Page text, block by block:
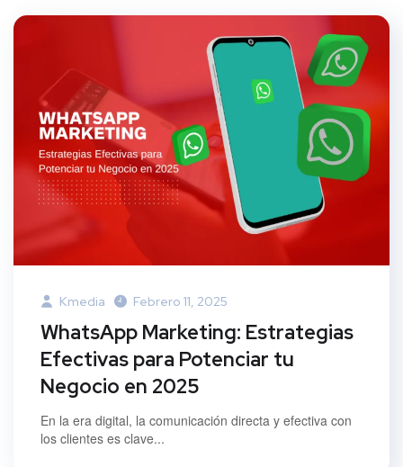
Kmedia Febrero 11, 2025
WhatsApp Marketing: Estrategias
Efectivas para Potenciar tu
Negocio en 2025
En la era digital, la comunicación directa y efectiva con
los clientes es clave...